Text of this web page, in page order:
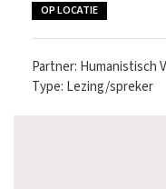
OP LOCATIE
Partner: Humanistisch
Type: Lezing/spreker